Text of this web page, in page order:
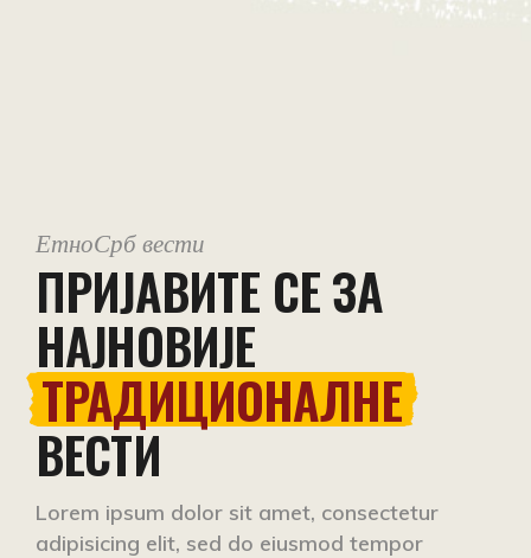
ЕтноСрб вести
ПРИЈАВИТЕ СЕ ЗА
НАЈНОВИЈЕ
ТРАДИЦИОНАЛНЕ
ВЕСТИ
Lorem ipsum dolor sit amet, consectetur
adipisicing elit, sed do eiusmod tempor